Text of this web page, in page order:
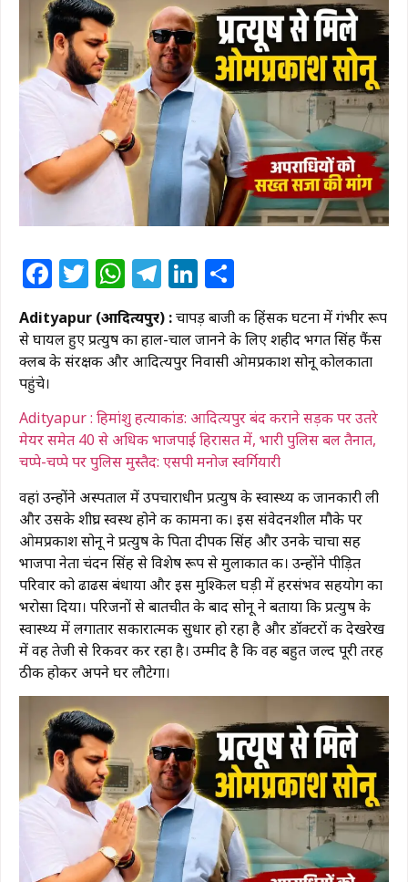
Facebook
Twitter
WhatsApp
Telegram
LinkedIn
Adityapur (आदित्यपुर) :चापड़ बाजी की हिंसक घटना में गंभीर रूप
से घायल हुए प्रत्युष का हाल-चाल जानने के लिए शहीद भगत सिंह फैंस
क्लब के संरक्षक और आदित्यपुर निवासी ओमप्रकाश सोनू कोलकाता
पहुंचे।
Adityapur : हिमांशु हत्याकांड: आदित्यपुर बंद कराने सड़क पर उतरे
मेयर समेत 40 से अधिक भाजपाई हिरासत में, भारी पुलिस बल तैनात,
चप्पे-चप्पे पर पुलिस मुस्तैद: एसपी मनोज स्वर्गियारी
वहां उन्होंने अस्पताल में उपचाराधीन प्रत्युष के स्वास्थ्य की जानकारी ली
और उसके शीघ्र स्वस्थ होने की कामना की। इस संवेदनशील मौके पर
ओमप्रकाश सोनू ने प्रत्युष के पिता दीपक सिंह और उनके चाचा सह
भाजपा नेता चंदन सिंह से विशेष रूप से मुलाकात की। उन्होंने पीड़ित
परिवार को ढाढस बंधाया और इस मुश्किल घड़ी में हरसंभव सहयोग का
भरोसा दिया। परिजनों से बातचीत के बाद सोनू ने बताया कि प्रत्युष के
स्वास्थ्य में लगातार सकारात्मक सुधार हो रहा है और डॉक्टरों की देखरेख
में वह तेजी से रिकवर कर रहा है। उम्मीद है कि वह बहुत जल्द पूरी तरह
ठीक होकर अपने घर लौटेगा।